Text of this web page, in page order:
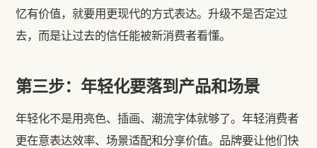
忆有价值，就要用更现代的方式表达。升级不是否定过
去，而是让过去的信任能被新消费者看懂。
第三步：年轻化要落到产品和场景
年轻化不是用亮色、插画、潮流字体就够了。年轻消费者
更在意表达效率、场景适配和分享价值。品牌要让他们快